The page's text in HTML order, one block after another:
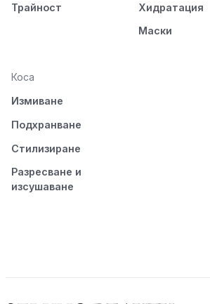
Трайност
Хидратация
Маски
Коса
Измиване
Подхранване
Стилизиране
Разресване и
изсушаване